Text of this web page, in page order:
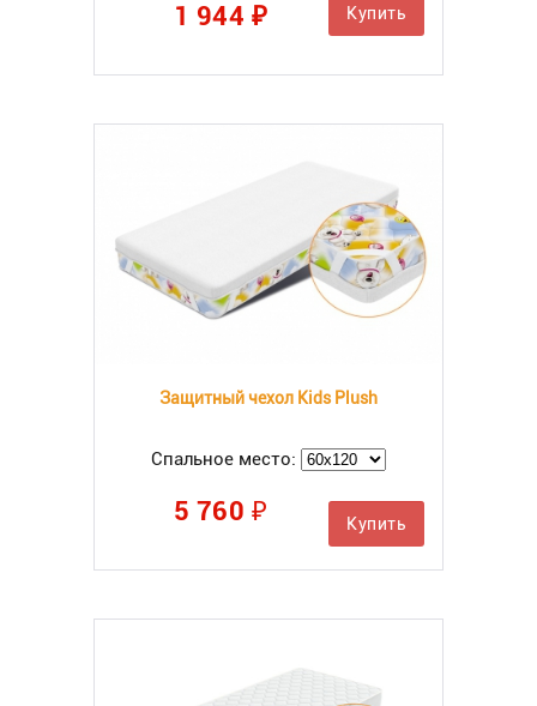
1 944 ₽ Купить
Защитный чехол Kids Plush
Спальное место:
5 760 ₽ Купить